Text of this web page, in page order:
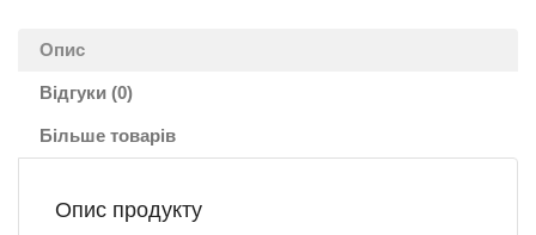
Опис
Відгуки (0)
Більше товарів
Опис продукту